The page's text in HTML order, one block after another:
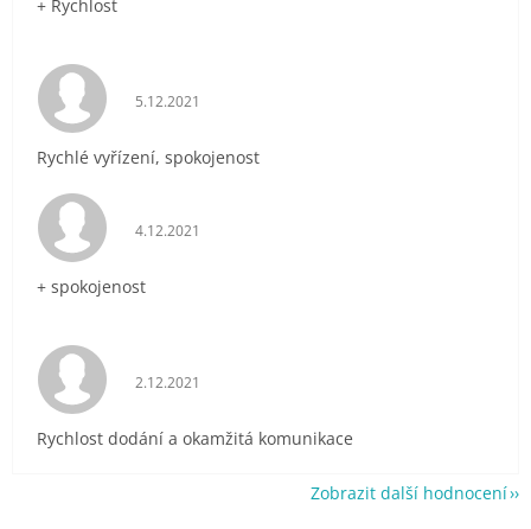
+ Rychlost
Hodnocení obchodu je 5 z 5 hvězdiček.
5.12.2021
Rychlé vyřízení, spokojenost
Hodnocení obchodu je 5 z 5 hvězdiček.
4.12.2021
+ spokojenost
Hodnocení obchodu je 5 z 5 hvězdiček.
2.12.2021
Rychlost dodání a okamžitá komunikace
Zobrazit další hodnocení